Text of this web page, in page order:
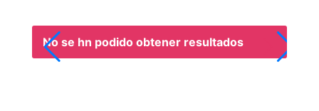
No se hn podido obtener resultados